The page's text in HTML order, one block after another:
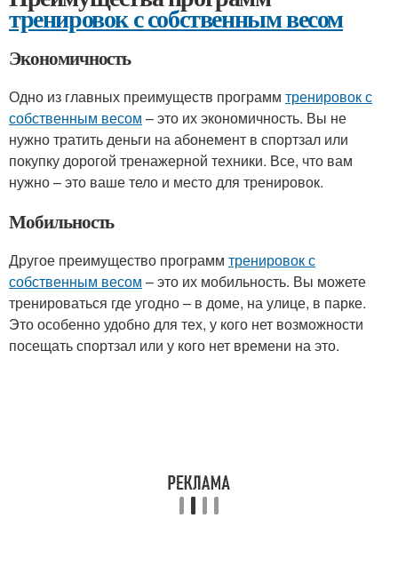
тренировок с собственным весом
Экономичность
Одно из главных преимуществ программ тренировок с
собственным весом – это их экономичность. Вы не
нужно тратить деньги на абонемент в спортзал или
покупку дорогой тренажерной техники. Все, что вам
нужно – это ваше тело и место для тренировок.
Мобильность
Другое преимущество программ тренировок с
собственным весом – это их мобильность. Вы можете
тренироваться где угодно – в доме, на улице, в парке.
Это особенно удобно для тех, у кого нет возможности
посещать спортзал или у кого нет времени на это.